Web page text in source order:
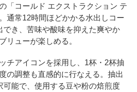
「コールド エクストラクション テ
通常12時間ほどかかる水出しコー
でき、苦味や酸味を抑えた爽やか
リューが楽しめる。
チアイコンを採用し、1杯・2杯抽
の調整も直感的に行なえる。抽出
可能で、使用する豆や粉の焙煎度